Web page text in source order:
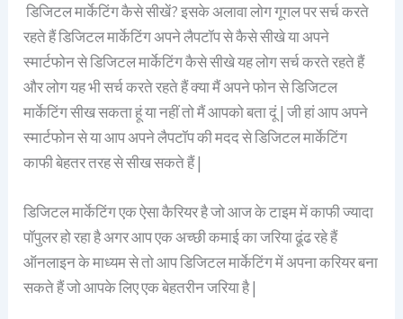
डिजिटल मार्केटिंग कैसे सीखें? इसके अलावा लोग गूगल पर सर्च करते
रहते हैं डिजिटल मार्केटिंग अपने लैपटॉप से कैसे सीखे या अपने
स्मार्टफोन से डिजिटल मार्केटिंग कैसे सीखे यह लोग सर्च करते रहते हैं
और लोग यह भी सर्च करते रहते हैं क्या मैं अपने फोन से डिजिटल
मार्केटिंग सीख सकता हूं या नहीं तो मैं आपको बता दूं | जी हां आप अपने
स्मार्टफोन से या आप अपने लैपटॉप की मदद से डिजिटल मार्केटिंग
काफी बेहतर तरह से सीख सकते हैं |
डिजिटल मार्केटिंग एक ऐसा कैरियर है जो आज के टाइम में काफी ज्यादा
पॉपुलर हो रहा है अगर आप एक अच्छी कमाई का जरिया ढूंढ रहे हैं
ऑनलाइन के माध्यम से तो आप डिजिटल मार्केटिंग में अपना करियर बना
सकते हैं जो आपके लिए एक बेहतरीन जरिया है |